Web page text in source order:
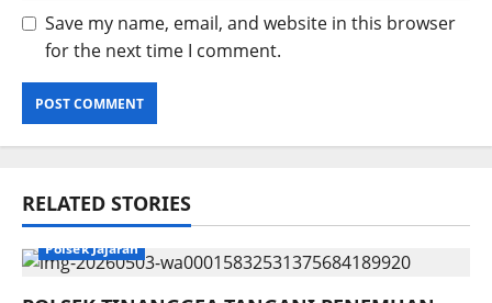
Save my name, email, and website in this browser
for the next time I comment.
RELATED STORIES
Polsek Jajaran